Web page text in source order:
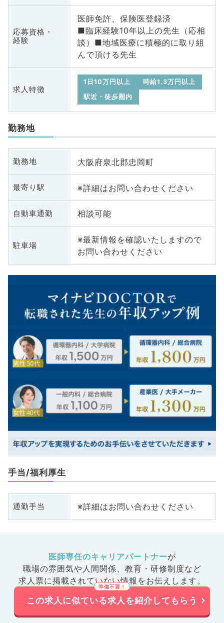
応募資格・
経験
医師免許、保険医登録済
■臨床経験10年以上の先生（応相
談）■地域医療に積極的に取り組
んで頂ける先生
求人特徴
1日10万円以上
時給1.3万円以上
駅近・徒歩圏内
勤務地
勤務地 大阪府泉北郡忠岡町
最寄り駅 ※詳細はお問い合わせください
自動車通勤 相談可能
駐車場
※最新情報を確認いたしますので
お問い合わせください
手当/福利厚生
通勤手当 ※詳細はお問い合わせください
医師専任のキャリアパートナーが
職場の雰囲気や人間関係、 教育・研修制度など
求人票に掲載されていない情報をお伝えします。
この求人に似ている求人を紹介してもらう